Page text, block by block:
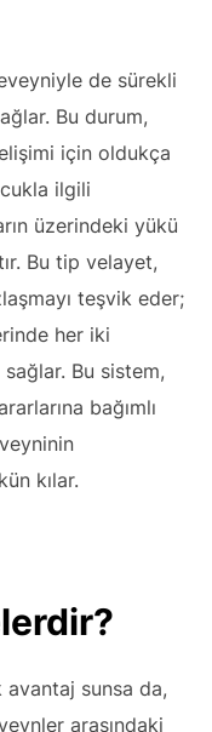
de sürekli
Bu durum,
için oldukça
ilgili
üzerindeki yükü
Bu tip velayet,
teşvik eder;
her iki
Bu sistem,
bağımlı
kılar.
sunsa da,
arasındaki